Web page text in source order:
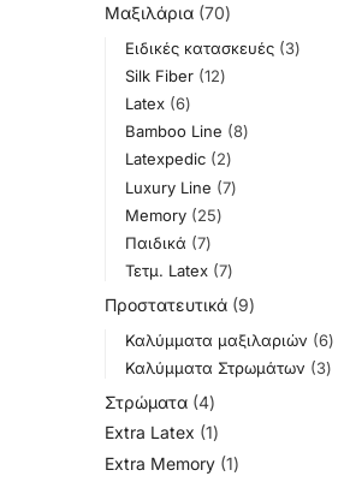
Μαξιλάρια 70
Ειδικές κατασκευές
3
Silk Fiber 12
Latex 6
Bamboo Line
8
Latexpedic
2
Luxury Line
7
Memory
25
Παιδικά
7
Τετμ. Latex 7
Προστατευτικά 9
Καλύμματα μαξιλαριών
6
Καλύμματα Στρωμάτων
3
Στρώματα 4
Extra Latex 1
Extra Memory 1